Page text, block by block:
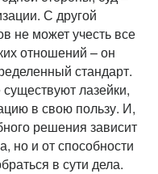
С другой
не может учесть все
отношений – он
стандарт.
лазейки,
в свою пользу. И,
решения зависит
но и от способности
в сути дела.